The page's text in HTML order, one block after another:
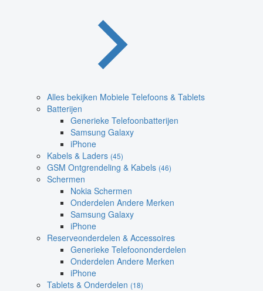
Alles bekijken Mobiele Telefoons & Tablets
Batterijen
Generieke Telefoonbatterijen
Samsung Galaxy
iPhone
Kabels & Laders (45)
GSM Ontgrendeling & Kabels (46)
Schermen
Nokia Schermen
Onderdelen Andere Merken
Samsung Galaxy
iPhone
Reserveonderdelen & Accessoires
Generieke Telefoononderdelen
Onderdelen Andere Merken
iPhone
Tablets & Onderdelen (18)